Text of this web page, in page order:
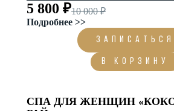
5 800 ₽10 000 ₽
Подробнее >>
ЗАПИСАТЬСЯ
В корзину
СПА ДЛЯ ЖЕНЩИН